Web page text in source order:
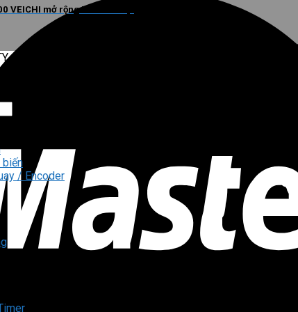
VEICHI mở rộng I/O linh hoạt
PHẦN CÔNG NGHỆ HỢP LONG.
0104509916. Đăng ký lần đầu: ngày 05 tháng 03 năm 2010.
Garden 2, số 99 phố Tân Mai, Phường Tương Mai, TP. Hà Nội.
biến
/ Encoder